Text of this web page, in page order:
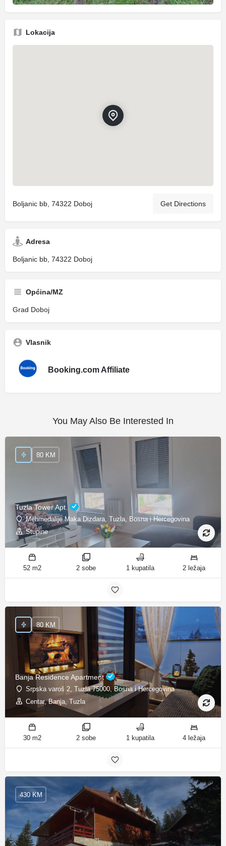
Lokacija
Boljanic bb, 74322 Doboj Get Directions
Adresa
Boljanic bb, 74322 Doboj
Općina/MZ
Grad Doboj
Vlasnik
Booking.com Affiliate
You May Also Be Interested In
Tuzla Tower Apt.
Mehmedalije Maka Dizdara, Tuzla, Bosna i Hercegovina
Stupine
80 KM
52 m2 2 sobe 1 kupatila 2 ležaja
Banja Residence Apartment
Srpska varoš 2, Tuzla 75000, Bosna i Hercegovina
Centar, Banja, Tuzla
80 KM
30 m2 2 sobe 1 kupatila 4 ležaja
430 KM